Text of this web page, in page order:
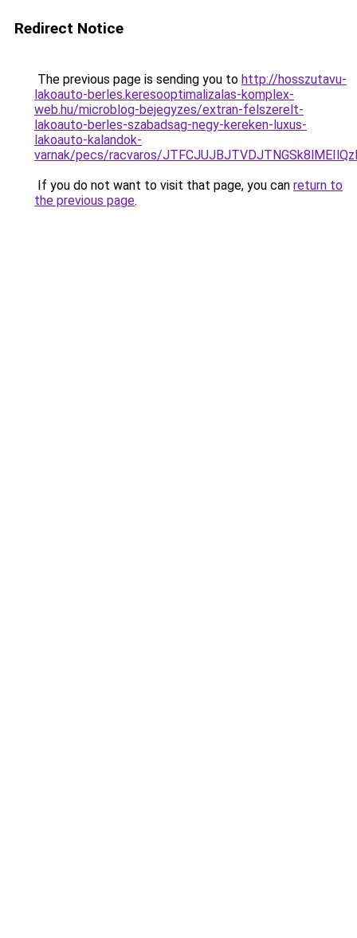
Redirect Notice
The previous page is sending you to http://hosszutavu-
lakoauto-berles.keresooptimalizalas-komplex-
web.hu/microblog-bejegyzes/extran-felszerelt-
lakoauto-berles-szabadsag-negy-kereken-luxus-
lakoauto-kalandok-
varnak/pecs/racvaros/
If you do not want to visit that page, you can return to
the previous page.